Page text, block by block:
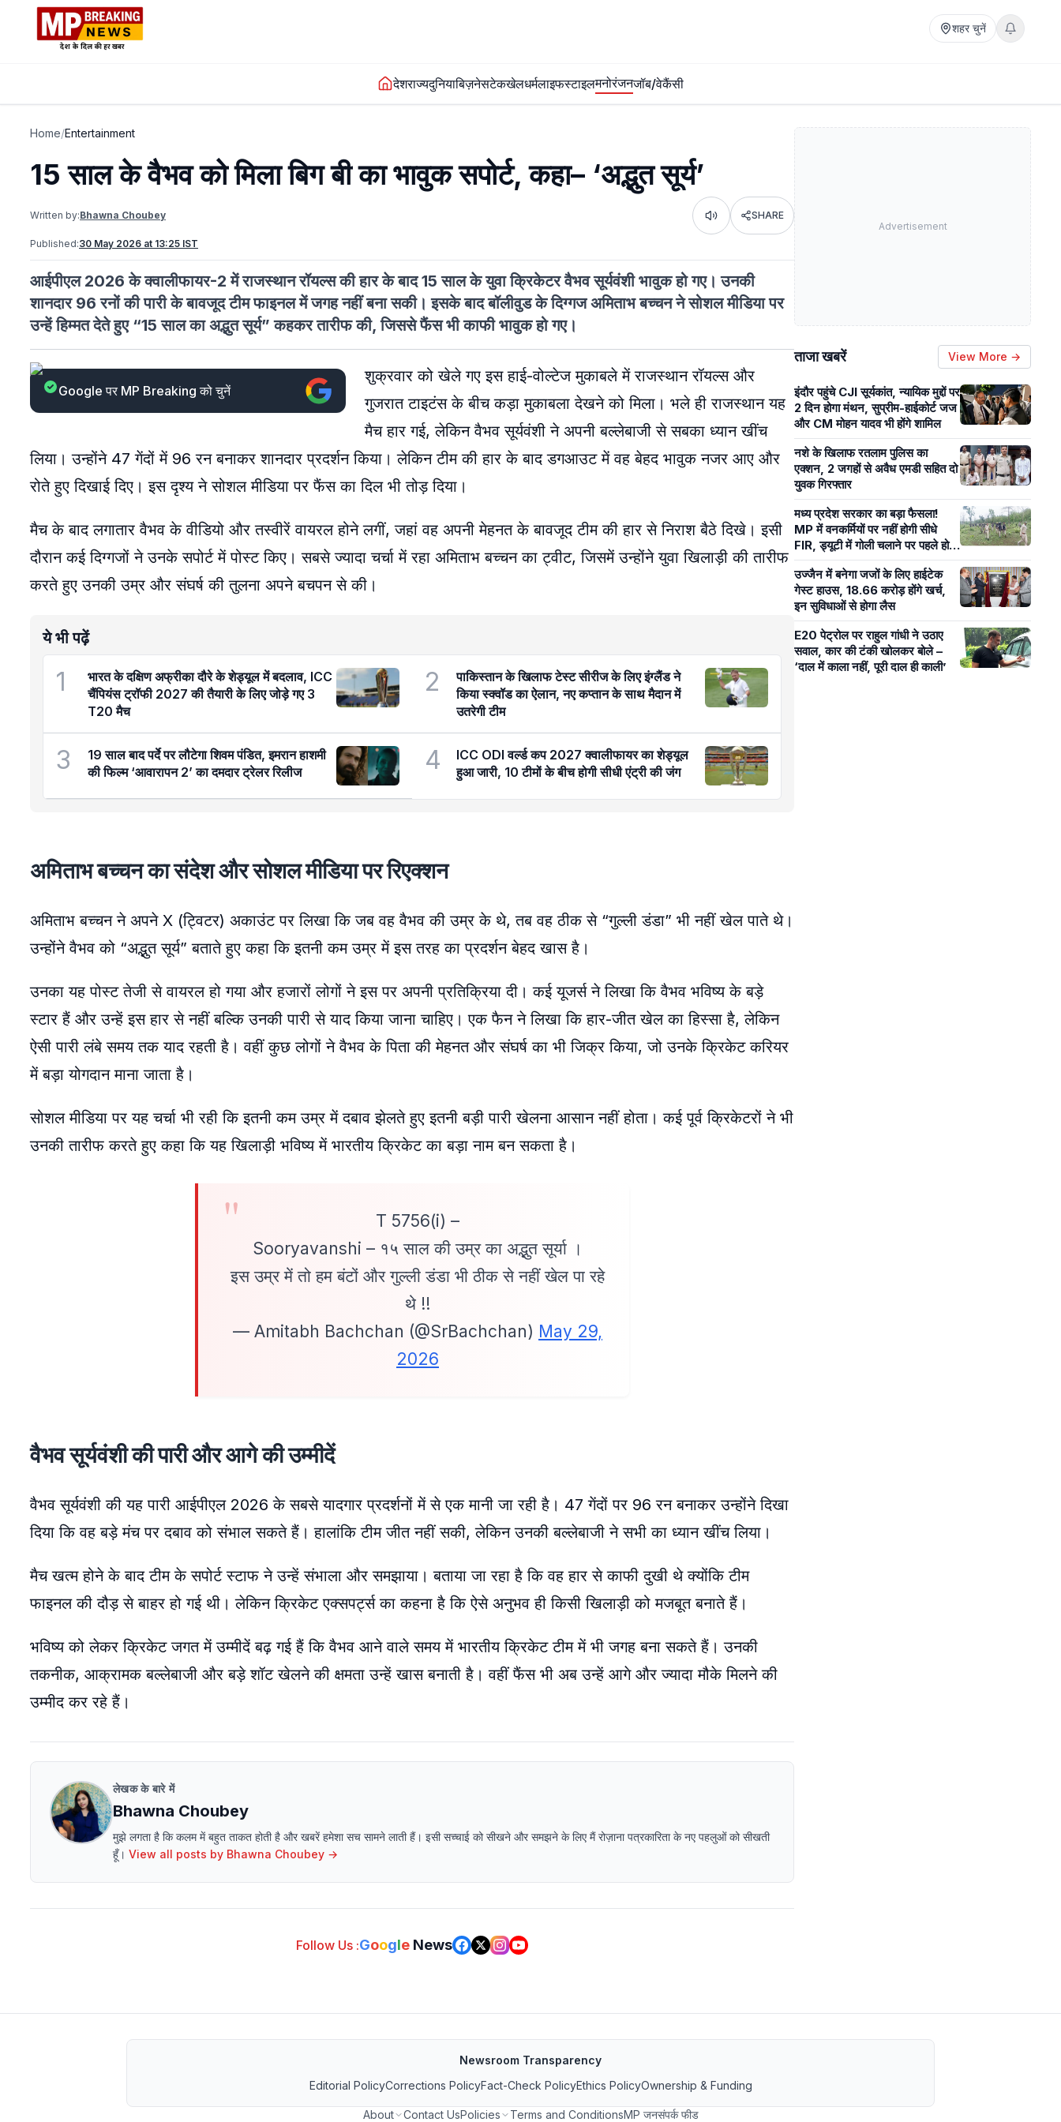
शहर चुनें
देशराज्यदुनियाबिज़नेसटेकखेलधर्मलाइफस्टाइलमनोरंजनजॉब/वेकैंसी
Home/Entertainment
15 साल के वैभव को मिला बिग बी का भावुक सपोर्ट, कहा– ‘अद्भुत सूर्य’
Written by:Bhawna Choubey Listen SHARE
Published:30 May 2026 at 13:25 IST
आईपीएल 2026 के क्वालीफायर-2 में राजस्थान रॉयल्स की हार के बाद 15 साल के युवा क्रिकेटर वैभव सूर्यवंशी भावुक हो गए। उनकी
शानदार 96 रनों की पारी के बावजूद टीम फाइनल में जगह नहीं बना सकी। इसके बाद बॉलीवुड के दिग्गज अमिताभ बच्चन ने सोशल मीडिया पर
उन्हें हिम्मत देते हुए “15 साल का अद्भुत सूर्य” कहकर तारीफ की, जिससे फैंस भी काफी भावुक हो गए।
Google पर MP Breaking को चुनें
शुक्रवार को खेले गए इस हाई-वोल्टेज मुकाबले में राजस्थान रॉयल्स और
गुजरात टाइटंस के बीच कड़ा मुकाबला देखने को मिला। भले ही राजस्थान यह
मैच हार गई, लेकिन वैभव सूर्यवंशी ने अपनी बल्लेबाजी से सबका ध्यान खींच
लिया। उन्होंने 47 गेंदों में 96 रन बनाकर शानदार प्रदर्शन किया। लेकिन टीम की हार के बाद डगआउट में वह बेहद भावुक नजर आए और
रोते हुए दिखाई दिए। इस दृश्य ने सोशल मीडिया पर फैंस का दिल भी तोड़ दिया।
मैच के बाद लगातार वैभव के वीडियो और तस्वीरें वायरल होने लगीं, जहां वह अपनी मेहनत के बावजूद टीम की हार से निराश बैठे दिखे। इसी
दौरान कई दिग्गजों ने उनके सपोर्ट में पोस्ट किए। सबसे ज्यादा चर्चा में रहा अमिताभ बच्चन का ट्वीट, जिसमें उन्होंने युवा खिलाड़ी की तारीफ
करते हुए उनकी उम्र और संघर्ष की तुलना अपने बचपन से की।
ये भी पढ़ें
1
भारत के दक्षिण अफ्रीका दौरे के शेड्यूल में बदलाव, ICC
चैंपियंस ट्रॉफी 2027 की तैयारी के लिए जोड़े गए 3
T20 मैच
2
पाकिस्तान के खिलाफ टेस्ट सीरीज के लिए इंग्लैंड ने
किया स्क्वॉड का ऐलान, नए कप्तान के साथ मैदान में
उतरेगी टीम
3
19 साल बाद पर्दे पर लौटेगा शिवम पंडित, इमरान हाशमी
की फिल्म ‘आवारापन 2’ का दमदार ट्रेलर रिलीज
4
ICC ODI वर्ल्ड कप 2027 क्वालीफायर का शेड्यूल
हुआ जारी, 10 टीमों के बीच होगी सीधी एंट्री की जंग
अमिताभ बच्चन का संदेश और सोशल मीडिया पर रिएक्शन
अमिताभ बच्चन ने अपने X (ट्विटर) अकाउंट पर लिखा कि जब वह वैभव की उम्र के थे, तब वह ठीक से “गुल्ली डंडा” भी नहीं खेल पाते थे।
उन्होंने वैभव को “अद्भुत सूर्य” बताते हुए कहा कि इतनी कम उम्र में इस तरह का प्रदर्शन बेहद खास है।
उनका यह पोस्ट तेजी से वायरल हो गया और हजारों लोगों ने इस पर अपनी प्रतिक्रिया दी। कई यूजर्स ने लिखा कि वैभव भविष्य के बड़े
स्टार हैं और उन्हें इस हार से नहीं बल्कि उनकी पारी से याद किया जाना चाहिए। एक फैन ने लिखा कि हार-जीत खेल का हिस्सा है, लेकिन
ऐसी पारी लंबे समय तक याद रहती है। वहीं कुछ लोगों ने वैभव के पिता की मेहनत और संघर्ष का भी जिक्र किया, जो उनके क्रिकेट करियर
में बड़ा योगदान माना जाता है।
सोशल मीडिया पर यह चर्चा भी रही कि इतनी कम उम्र में दबाव झेलते हुए इतनी बड़ी पारी खेलना आसान नहीं होता। कई पूर्व क्रिकेटरों ने भी
उनकी तारीफ करते हुए कहा कि यह खिलाड़ी भविष्य में भारतीय क्रिकेट का बड़ा नाम बन सकता है।
T 5756(i) –
Sooryavanshi – १५ साल की उम्र का अद्भुत सूर्या ।
इस उम्र में तो हम बंटों और गुल्ली डंडा भी ठीक से नहीं खेल पा रहे
थे !!
— Amitabh Bachchan (@SrBachchan) May 29,
2026
वैभव सूर्यवंशी की पारी और आगे की उम्मीदें
वैभव सूर्यवंशी की यह पारी आईपीएल 2026 के सबसे यादगार प्रदर्शनों में से एक मानी जा रही है। 47 गेंदों पर 96 रन बनाकर उन्होंने दिखा
दिया कि वह बड़े मंच पर दबाव को संभाल सकते हैं। हालांकि टीम जीत नहीं सकी, लेकिन उनकी बल्लेबाजी ने सभी का ध्यान खींच लिया।
मैच खत्म होने के बाद टीम के सपोर्ट स्टाफ ने उन्हें संभाला और समझाया। बताया जा रहा है कि वह हार से काफी दुखी थे क्योंकि टीम
फाइनल की दौड़ से बाहर हो गई थी। लेकिन क्रिकेट एक्सपर्ट्स का कहना है कि ऐसे अनुभव ही किसी खिलाड़ी को मजबूत बनाते हैं।
भविष्य को लेकर क्रिकेट जगत में उम्मीदें बढ़ गई हैं कि वैभव आने वाले समय में भारतीय क्रिकेट टीम में भी जगह बना सकते हैं। उनकी
तकनीक, आक्रामक बल्लेबाजी और बड़े शॉट खेलने की क्षमता उन्हें खास बनाती है। वहीं फैंस भी अब उन्हें आगे और ज्यादा मौके मिलने की
उम्मीद कर रहे हैं।
लेखक के बारे में
Bhawna Choubey
मुझे लगता है कि कलम में बहुत ताकत होती है और खबरें हमेशा सच सामने लाती हैं। इसी सच्चाई को सीखने और समझने के लिए मैं रोज़ाना पत्रकारिता के नए पहलुओं को सीखती
हूँ। View all posts by Bhawna Choubey →
Follow Us :Google News
Advertisement
ताजा खबरें View More →
इंदौर पहुंचे CJI सूर्यकांत, न्यायिक मुद्दों पर
2 दिन होगा मंथन, सुप्रीम-हाईकोर्ट जज
और CM मोहन यादव भी होंगे शामिल
नशे के खिलाफ रतलाम पुलिस का
एक्शन, 2 जगहों से अवैध एमडी सहित दो
युवक गिरफ्तार
मध्य प्रदेश सरकार का बड़ा फैसला!
MP में वनकर्मियों पर नहीं होगी सीधे
FIR, ड्यूटी में गोली चलाने पर पहले होगी
मजिस्ट्रियल जांच
उज्जैन में बनेगा जजों के लिए हाईटेक
गेस्ट हाउस, 18.66 करोड़ होंगे खर्च,
इन सुविधाओं से होगा लैस
E20 पेट्रोल पर राहुल गांधी ने उठाए
सवाल, कार की टंकी खोलकर बोले –
‘दाल में काला नहीं, पूरी दाल ही काली’
Newsroom Transparency
Editorial PolicyCorrections PolicyFact-Check PolicyEthics PolicyOwnership & Funding
About Contact UsPolicies Terms and ConditionsMP जनसंपर्क फीड